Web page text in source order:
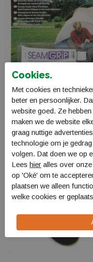
McNett Seamgrip
28gram met Brush
5713000
€ 14,50
Cookies.
Met cookies en
beter en persoonlijker.
website goed. Ze
maken we de website
graag nuttige
technologie om je
volgen. Dat doen we op
Lees hier alles over
op 'Oké' om te
plaatsen we alleen
welke cookies er